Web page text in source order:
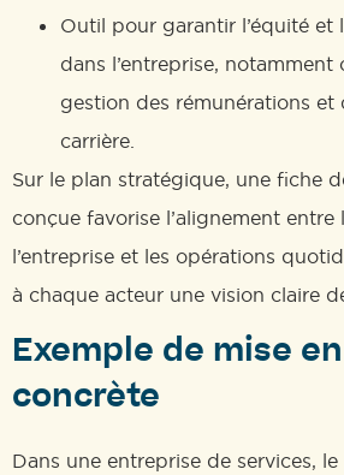
Outil pour garantir l’équité et
dans l’entreprise, notamment
gestion des rémunérations et
carrière.
Sur le plan stratégique, une fiche
conçue favorise l’alignement
l’entreprise et les opérations
à chaque acteur une vision claire
Exemple de mise
concrète
Dans une entreprise de services,